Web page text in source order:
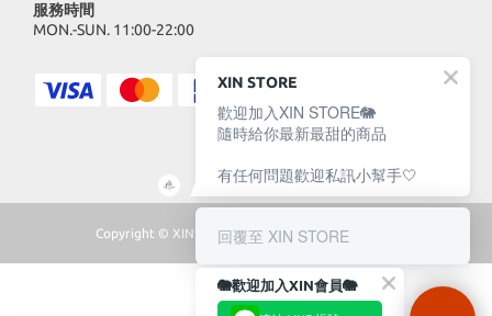
服務時間
MON.-SUN. 11:00-22:00
Copyright © XINSTORE 2023 | All Rights Reserved
XIN STORE
歡迎加入XIN STORE🐘
隨時給你最新最甜的商品
有任何問題歡迎私訊小幫手🤍
回覆至 XIN STORE
🐘歡迎加入XIN會員🐘